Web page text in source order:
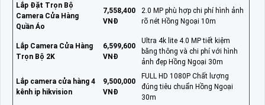
Lắp Đặt Trọn Bộ
Camera Cửa Hàng
Quần Áo
7,558,400
VNĐ
2.0 MP phù hợp chi phí hình ảnh
rõ nét Hồng Ngoại 10m
Lắp Camera Cửa Hàng
Trọn Bộ 2K
6,599,600
VNĐ
Ultra 4k lite 4.0 MP tiết kiệm
băng thông và chi phí với hình
ảnh đẹp Hồng Ngoại 30m
Lắp camera cửa hàng 4
kênh ip hikvision
9,500,000
VNĐ
FULL HD 1080P Chất lượng
đúng tiêu chuẩn Hồng Ngoại
30m